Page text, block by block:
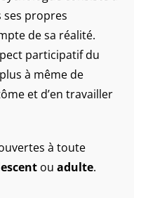
ses propres
de sa réalité.
participatif du
à même de
et d’en travailler
à toute
ou adulte.